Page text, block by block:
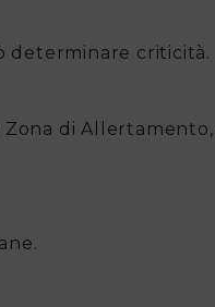
determinare criticità.
di